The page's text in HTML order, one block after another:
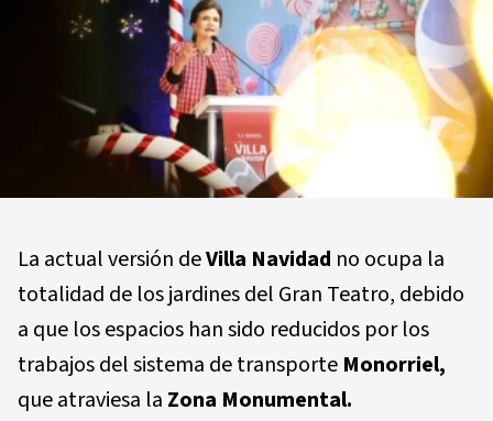
La actual versión deVilla Navidad no ocupa la
totalidad de los jardines del Gran Teatro, debido
a que los espacios han sido reducidos por los
trabajos del sistema de transporte Monorriel,
que atraviesa la Zona Monumental.